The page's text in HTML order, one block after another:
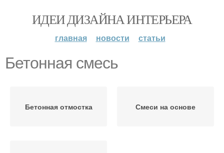
ИДЕИ ДИЗАЙНА ИНТЕРЬЕРА
главная новости статьи
Бетонная смесь
Бетонная отмостка Смеси на основе